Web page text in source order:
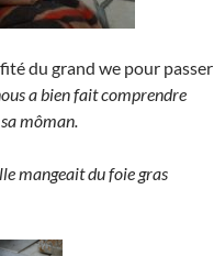
du grand we pour passer
a bien fait comprendre
môman.
mangeait du foie gras